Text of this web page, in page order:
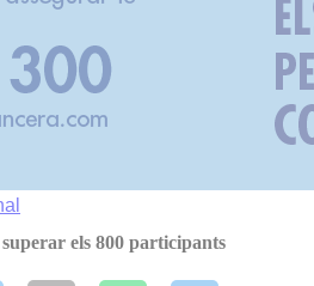
els 800 participants